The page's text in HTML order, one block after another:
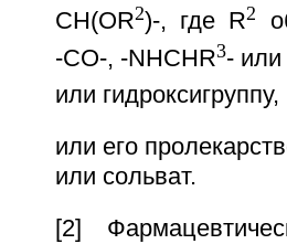
CH(OR2)-, где R2
-СО-, -NHCHR3- или
или гидроксигруппу,
или его
или сольват.
[2]